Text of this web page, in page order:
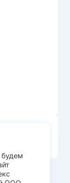
будем